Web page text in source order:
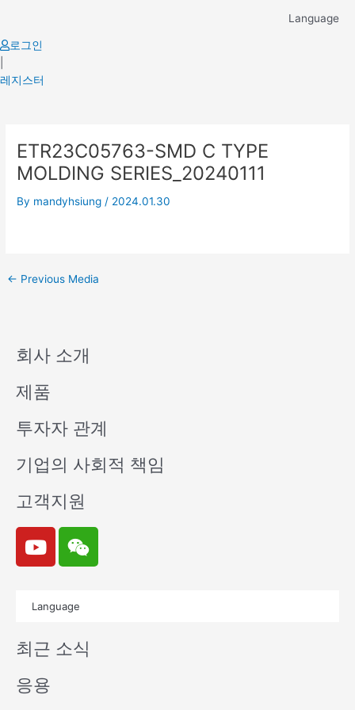
content
Language
로그인
레지스터
ETR23C05763-SMD C TYPE
MOLDING SERIES_20240111
By mandyhsiung / 2024.01.30
navigation
← Previous Media
회사 소개
제품
투자자 관계
기업의 사회적 책임
고객지원
Y
o
u
e
W
e
i
n
Language
최근 소식
응용